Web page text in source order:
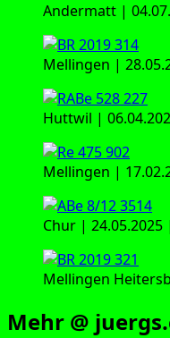
Andermatt |
Mellingen |
Huttwil |
Mellingen |
Chur | 24.05.2025
Mellingen
Mehr @